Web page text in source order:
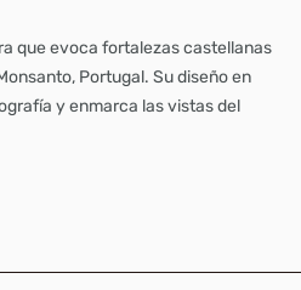
que evoca fortalezas castellanas
Portugal. Su diseño en
y enmarca las vistas del